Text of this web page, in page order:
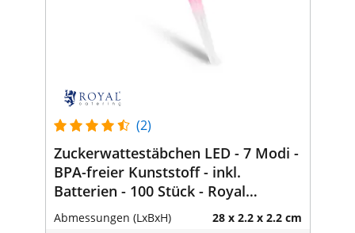
(2)
Zuckerwattestäbchen LED - 7 Modi -
BPA-freier Kunststoff - inkl.
Batterien - 100 Stück - Royal
Catering
Abmessungen (LxBxH) 28 x 2.2 x 2.2 cm